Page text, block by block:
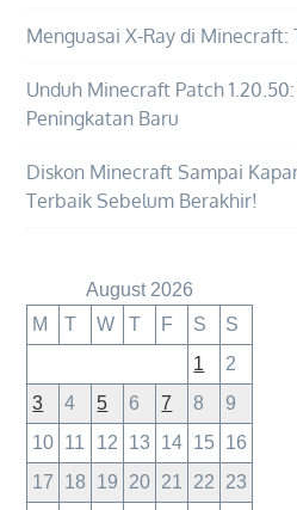
Menguasai X-Ray di Minecraft:
Unduh Minecraft Patch
Peningkatan Baru
Diskon Minecraft Sampai
Terbaik Sebelum Berakhir!
August 2026
M
T W T F S
S
1
2
3
4 5 6 7 8
9
10 11 12 13 14 15 16
17
18 19 20 21 22
23